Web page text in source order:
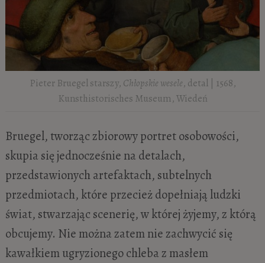
Pieter Bruegel starszy, Chłopskie wesele, detal | 1568,
Kunsthistorisches Museum, Wiedeń
Bruegel, tworząc zbiorowy portret osobowości,
skupia się jednocześnie na detalach,
przedstawionych artefaktach, subtelnych
przedmiotach, które przecież dopełniają ludzki
świat, stwarzając scenerię, w której żyjemy, z którą
obcujemy. Nie można zatem nie zachwycić się
kawałkiem ugryzionego chleba z masłem